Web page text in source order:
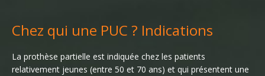
Chez qui une PUC ? Indications
La prothèse partielle est indiquée chez les patients
relativement jeunes (entre 50 et 70 ans) et qui présentent une